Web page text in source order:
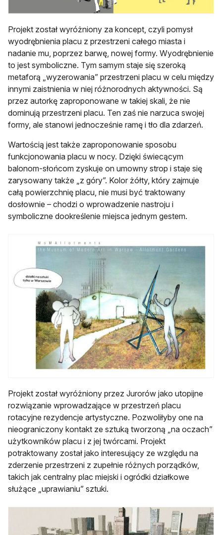
Projekt został wyróżniony za koncept, czyli pomysł
wyodrębnienia placu z przestrzeni całego miasta i
nadanie mu, poprzez barwę, nowej formy. Wyodrębnienie
to jest symboliczne. Tym samym staje się szeroką
metaforą „wyzerowania” przestrzeni placu w celu między
innymi zaistnienia w niej różnorodnych aktywności. Są
przez autorkę zaproponowane w takiej skali, że nie
dominują przestrzeni placu. Ten zaś nie narzuca swojej
formy, ale stanowi jednocześnie ramę i tło dla zdarzeń.
Wartością jest także zaproponowanie sposobu
funkcjonowania placu w nocy. Dzięki świecącym
balonom-słońcom zyskuje on umowny strop i staje się
zarysowany także „z góry”. Kolor żółty, który zajmuje
całą powierzchnię placu, nie musi być traktowany
dosłownie – chodzi o wprowadzenie nastroju i
symboliczne dookreślenie miejsca jednym gestem.
Projekt został wyróżniony przez Jurorów jako utopijne
rozwiązanie wprowadzające w przestrzeń placu
rotacyjne rezydencje artystyczne. Pozwoliłyby one na
nieograniczony kontakt ze sztuką tworzoną „na oczach”
użytkowników placu i z jej twórcami. Projekt
potraktowany został jako interesujący ze względu na
zderzenie przestrzeni z zupełnie różnych porządków,
takich jak centralny plac miejski i ogródki działkowe
służące „uprawianiu” sztuki.